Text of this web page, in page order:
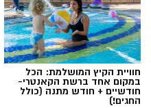
בחיפוש שנערך ברכב,
המשטרתית "איקרה",
המנוע ובגב המושבים
מ-1.6 ק"ג של חומר
קריסטל. הרכב הוחרם
תגים:משטרה, מעשי
חוויית הקיץ המושלמת: הכל
במקום אחד ברשת הקאנטרי-
חודשיים + חודש מתנה (כולל
החגים!)